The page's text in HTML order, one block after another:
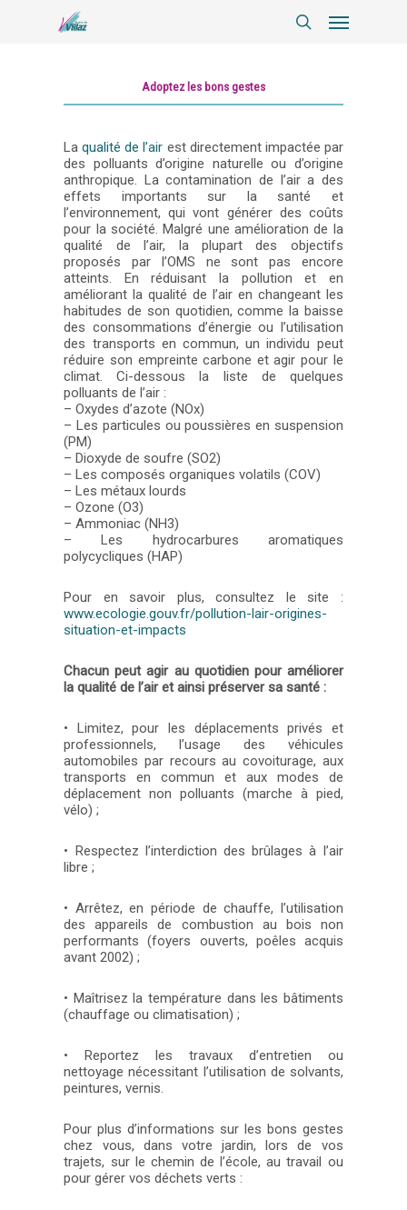
Adoptez les bons gestes
Laqualité de l’air est directement impactée par
des polluants d’origine naturelle ou d’origine
anthropique. La contamination de l’air a des
effets importants sur la santé et
l’environnement, qui vont générer des coûts
pour la société. Malgré une amélioration de la
qualité de l’air, la plupart des objectifs
proposés par l’OMS ne sont pas encore
atteints. En réduisant la pollution et en
améliorant la qualité de l’air en changeant les
habitudes de son quotidien, comme la baisse
des consommations d’énergie ou l’utilisation
des transports en commun, un individu peut
réduire son empreinte carbone et agir pour le
climat. Ci-dessous la liste de quelques
polluants de l’air :
– Oxydes d’azote (NOx)
– Les particules ou poussières en suspension
(PM)
– Dioxyde de soufre (SO2)
– Les composés organiques volatils (COV)
– Les métaux lourds
– Ozone (O3)
– Ammoniac (NH3)
– Les hydrocarbures aromatiques
polycycliques (HAP)
Pour en savoir plus, consultez le site :
www.ecologie.gouv.fr/pollution-lair-origines-
situation-et-impacts
Chacun peut agir au quotidien pour améliorer
la qualité de l’air et ainsi préserver sa santé :
• Limitez, pour les déplacements privés et
professionnels, l’usage des véhicules
automobiles par recours au covoiturage, aux
transports en commun et aux modes de
déplacement non polluants (marche à pied,
vélo) ;
• Respectez l’interdiction des brûlages à l’air
libre ;
• Arrêtez, en période de chauffe, l’utilisation
des appareils de combustion au bois non
performants (foyers ouverts, poêles acquis
avant 2002) ;
• Maîtrisez la température dans les bâtiments
(chauffage ou climatisation) ;
• Reportez les travaux d’entretien ou
nettoyage nécessitant l’utilisation de solvants,
peintures, vernis.
Pour plus d’informations sur les bons gestes
chez vous, dans votre jardin, lors de vos
trajets, sur le chemin de l’école, au travail ou
pour gérer vos déchets verts :